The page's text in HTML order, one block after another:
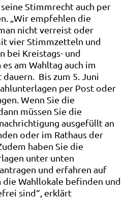
Stimmrecht auch per
„Wir empfehlen die
nicht verreist oder
vier Stimmzetteln und
bei Kreistags- und
am Wahltag auch im
Bis zum 5. Juni
per Post oder
Wenn Sie die
müssen Sie die
ausgefüllt an
oder im Rathaus der
haben Sie die
unter unten
und erfahren auf
die Wahllokale befinden und
sind“, erklärt